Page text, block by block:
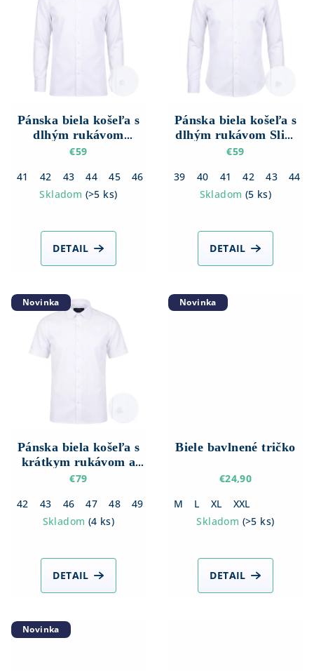
Pánska biela košeľa s
dlhým rukávom
Regular fit – Hladká
€59
41
42 43 44 45 46
Skladom (>5 ks)
DETAIL
Pánska biela košeľa s
dlhým rukávom Slim
fit – Hladká
€59
39
40 41 42 43 44
Skladom (5 ks)
DETAIL
Novinka
Pánska biela košeľa s
krátkym rukávom a
štruktúrou – Regular
€79
42
43 46 47 48 49
Skladom (4 ks)
DETAIL
Novinka
Biele bavlnené tričko
€24,90
M
L XL
XXL
Skladom (>5 ks)
DETAIL
Novinka